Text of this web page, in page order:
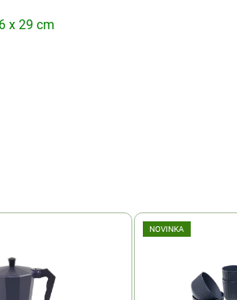
x 29 cm
NOVINKA